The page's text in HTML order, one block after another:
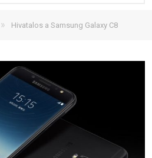
» Hivatalos a Samsung Galaxy C8